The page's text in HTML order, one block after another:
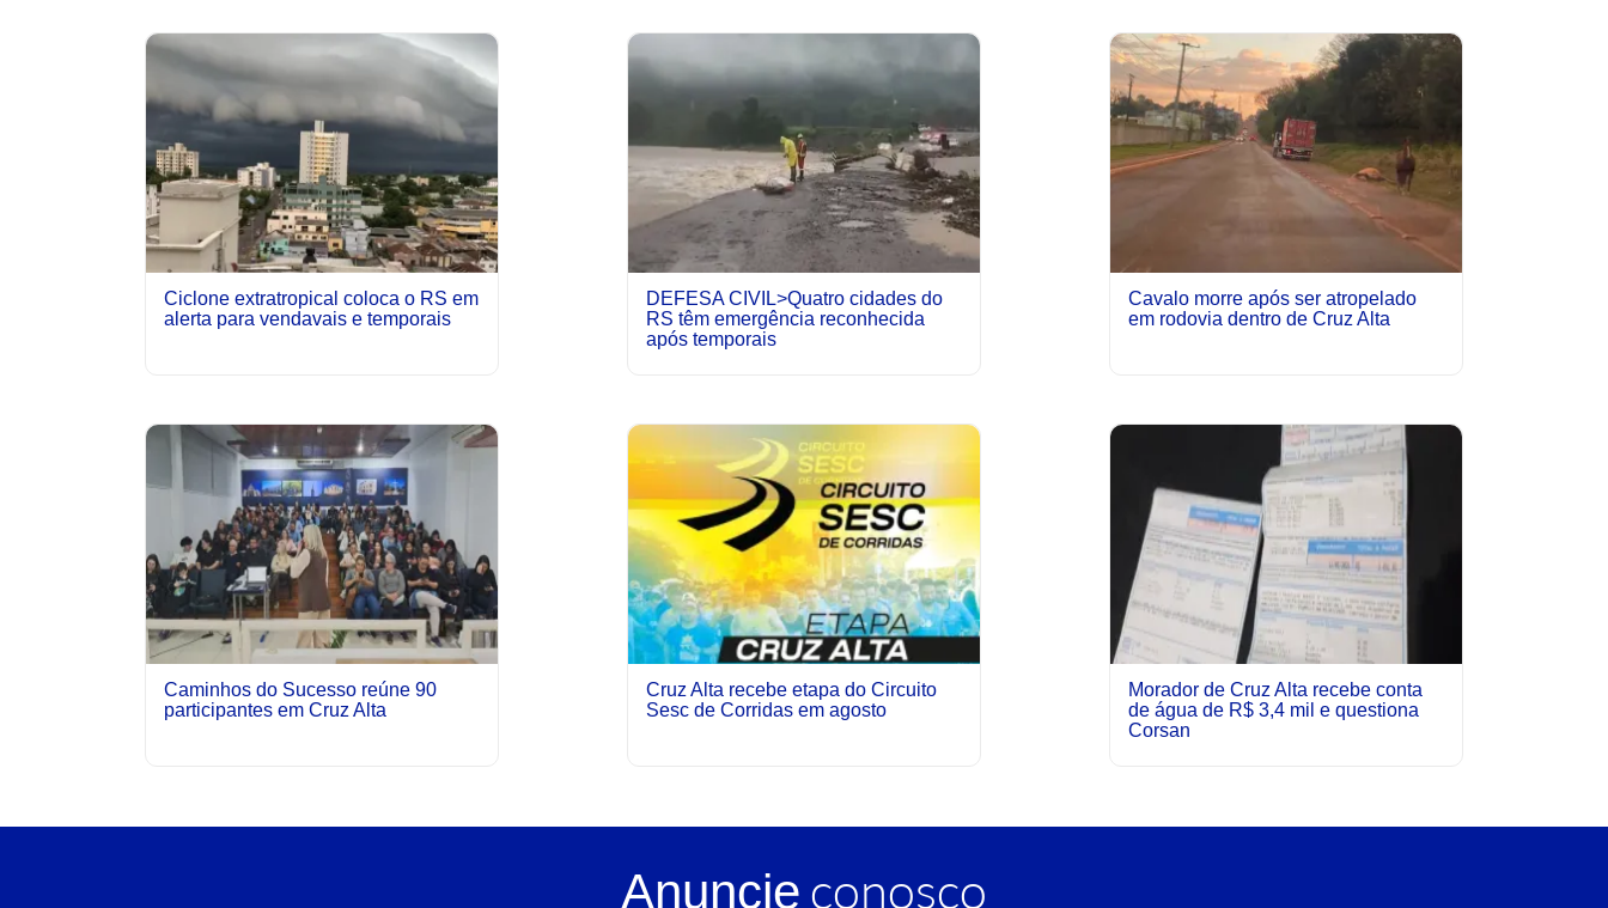
Ciclone extratropical coloca o RS em
alerta para vendavais e temporais
DEFESA CIVIL>Quatro cidades do
RS têm emergência reconhecida
após temporais
Cavalo morre após ser atropelado
em rodovia dentro de Cruz Alta
Caminhos do Sucesso reúne 90
participantes em Cruz Alta
Cruz Alta recebe etapa do Circuito
Sesc de Corridas em agosto
Morador de Cruz Alta recebe conta
de água de R$ 3,4 mil e questiona
Corsan
Anuncie conosco